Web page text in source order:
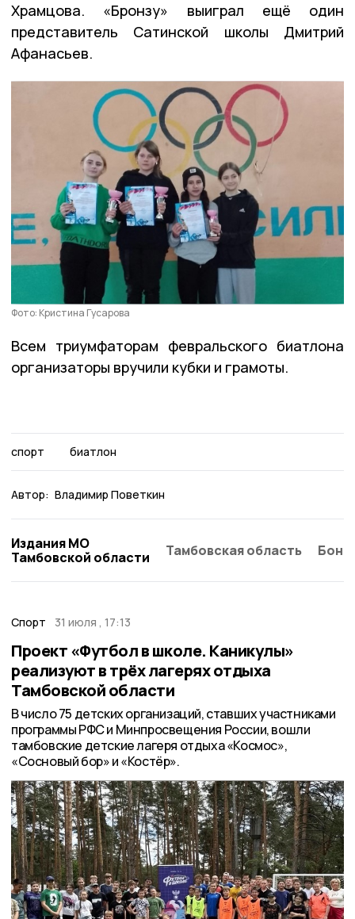
Храмцова. «Бронзу» выиграл ещё один
представитель Сатинской школы Дмитрий
Афанасьев.
Фото: Кристина Гусарова
Всем триумфаторам февральского биатлона
организаторы вручили кубки и грамоты.
спорт биатлон
Автор: Владимир Поветкин
Издания МО
Тамбовской области
Тамбовская область
Спорт 31 июля , 17:13
Проект «Футбол в школе. Каникулы»
реализуют в трёх лагерях отдыха
Тамбовской области
В число 75 детских организаций, ставших участниками
программы РФС и Минпросвещения России, вошли
тамбовские детские лагеря отдыха «Космос»,
«Сосновый бор» и «Костёр».